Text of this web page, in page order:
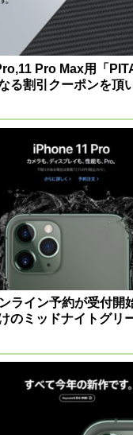
Pro Max用「
る割引クーポンを頂
ライン予約が受付開
のミッドナイトグリ